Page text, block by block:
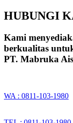
HUBUNGI
Kami
berkualitas
PT. Mabruka
WA : 0811-103-1980